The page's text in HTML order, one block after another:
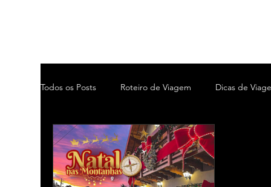
Todos os Posts Roteiro de Viagem Dicas de